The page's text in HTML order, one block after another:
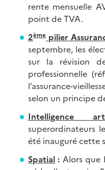
rente mensuelle
point de TVA.
2ème pilier
septembre, les
sur la révision
professionnelle
l’assurance-
selon un principe
Intelligence
superordinateurs
été inauguré cette
Spatial : Alors que